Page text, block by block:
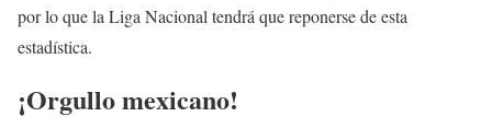
por lo que la Liga Nacional tendrá que reponerse de esta
estadística.
¡Orgullo mexicano!